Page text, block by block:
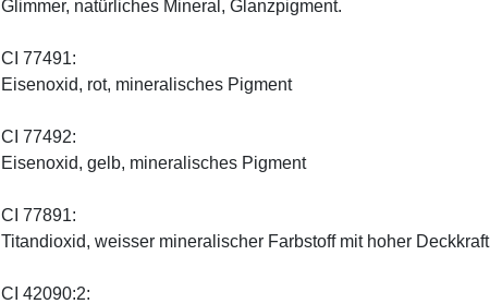
Glimmer, natürliches Mineral, Glanzpigment.
CI 77491:
Eisenoxid, rot, mineralisches Pigment
CI 77492:
Eisenoxid, gelb, mineralisches Pigment
CI 77891:
Titandioxid, weisser mineralischer Farbstoff mit hoher Deckkraft
CI 42090:2: